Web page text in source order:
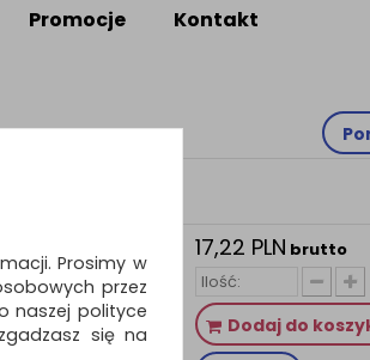
Promocje Kontakt
małe,
pozwalają
17,22 PLN brutto
Dodaj do
Prosimy w
przez
naszej polityce
się na